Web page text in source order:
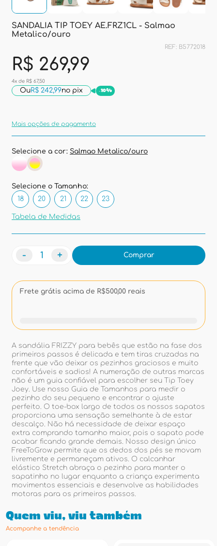
SANDALIA TIP TOEY AE.FRZ1CL - Salmao
Metalico/ouro
REF: B5772018
R$ 269,99
4x de R$ 67,50
OuR$ 242,99no pix -10%
Mais opções de pagamento
Selecione a cor: Salmao Metalico/ouro
Selecione o Tamanho:
18
20 21 22 23
Tabela de Medidas
- + Comprar
Frete grátis acima de R$500,00 reais
A sandália FRIZZY para bebês que estão na fase dos
primeiros passos é delicada e tem tiras cruzadas na
frente que vão deixar os pezinhos graciosos e muito
confortáveis e sadios! A numeração de outras marcas
não é um guia confiável para escolher seu Tip Toey
Joey. Use nosso Guia de Tamanhos para medir o
pezinho do seu pequeno e encontrar o ajuste
perfeito. O toe-box largo de todos os nossos sapatos
proporciona uma sensação semelhante à de estar
descalço. Não há necessidade de deixar espaço
extra comprando tamanho maior, pois o sapato pode
acabar ficando grande demais. Nosso design único
FreeToGrow permite que os dedos dos pés se movam
livremente e permaneçam ativos. O calcanhar
elástico Stretch abraça o pezinho para manter o
sapatinho no lugar enquanto a criança experimenta
movimentos essenciais e desenvolve as habilidades
motoras para os primeiros passos.
Quem viu, viu também
Acompanhe a tendência